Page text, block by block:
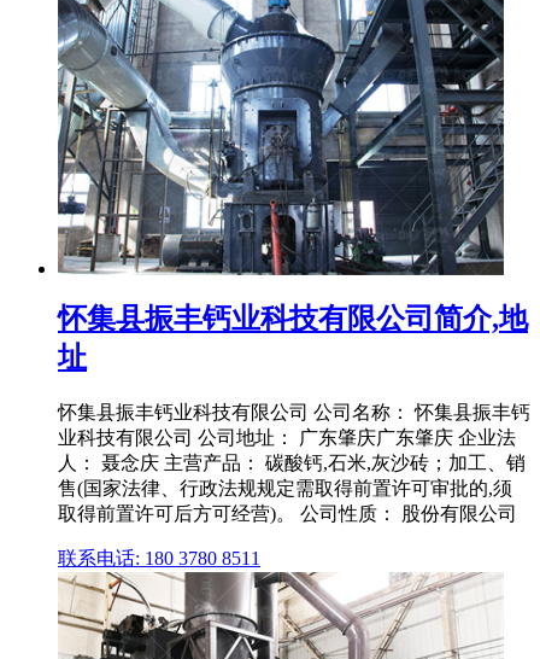
怀集县振丰钙业科技有限公司简介,地
址
怀集县振丰钙业科技有限公司 公司名称： 怀集县振丰钙
业科技有限公司 公司地址： 广东肇庆广东肇庆 企业法
人： 聂念庆 主营产品： 碳酸钙,石米,灰沙砖；加工、销
售(国家法律、行政法规规定需取得前置许可审批的,须
取得前置许可后方可经营)。 公司性质： 股份有限公司
联系电话: 180 3780 8511